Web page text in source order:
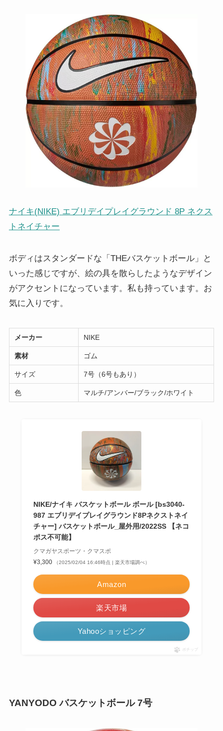
ナイキ(NIKE) エブリデイプレイグラウンド 8P ネクス
トネイチャー
ボディはスタンダードな「THEバスケットボール」と
いった感じですが、絵の具を散らしたようなデザイン
がアクセントになっています。私も持っています。お
気に入りです。
メーカー NIKE
素材 ゴム
サイズ 7号（6号もあり）
色 マルチ/アンバー/ブラック/ホワイト
NIKE/ナイキ バスケットボール ボール [bs3040-
987 エブリデイプレイグラウンド8Pネクストネイ
チャー] バスケットボール_屋外用/2022SS 【ネコ
ポス不可能】
クマガヤスポーツ・クマスポ
¥3,300
（2025/02/04 16:46時点 | 楽天市場調べ）
Amazon
楽天市場
Yahooショッピング
ポチップ
YANYODO バスケットボール 7号